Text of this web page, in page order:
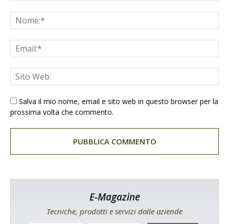
Salva il mio nome, email e sito web in questo browser per la
prossima volta che commento.
E-Magazine
Tecniche, prodotti e servizi dalle aziende